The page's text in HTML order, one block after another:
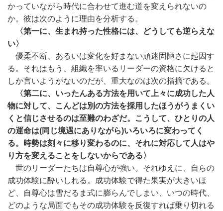
かっていながら時代に合わせて進む道を変えられないの
か。彼は次のように理由を分析する。
〈第一に、生まれ持った性格には、どうしても逆らえな
い〉
優柔不断、あるいは変化を好まない頑迷固陋さに起因す
る。それはもう、組織を率いるリーダーの資格に欠けると
しか言いようがないのだが、重大なのは次の指摘である。
〈第二に、いったんある方法を用いて上々に成功した人
物に対して、こんどは別の方法を採用したほうがうまくい
くと信じさせるのは至難のわざだ。こうして、ひとりの人
の運命は(同じ境遇にありながら)いろいろに変わってく
る。時勢は刻々に移り変わるのに、それに対応して人はや
り方を変えることをしないからである〉
世のリーダーたちは自尊心が強い。それゆえに、自らの
成功体験に酔いしれる。成功体験で得た果実が大きいほ
ど、自尊心は雪だるま式に膨らんでしまい、いつの時代、
どのような局面でもその成功体験を反復すれば乗り切れる